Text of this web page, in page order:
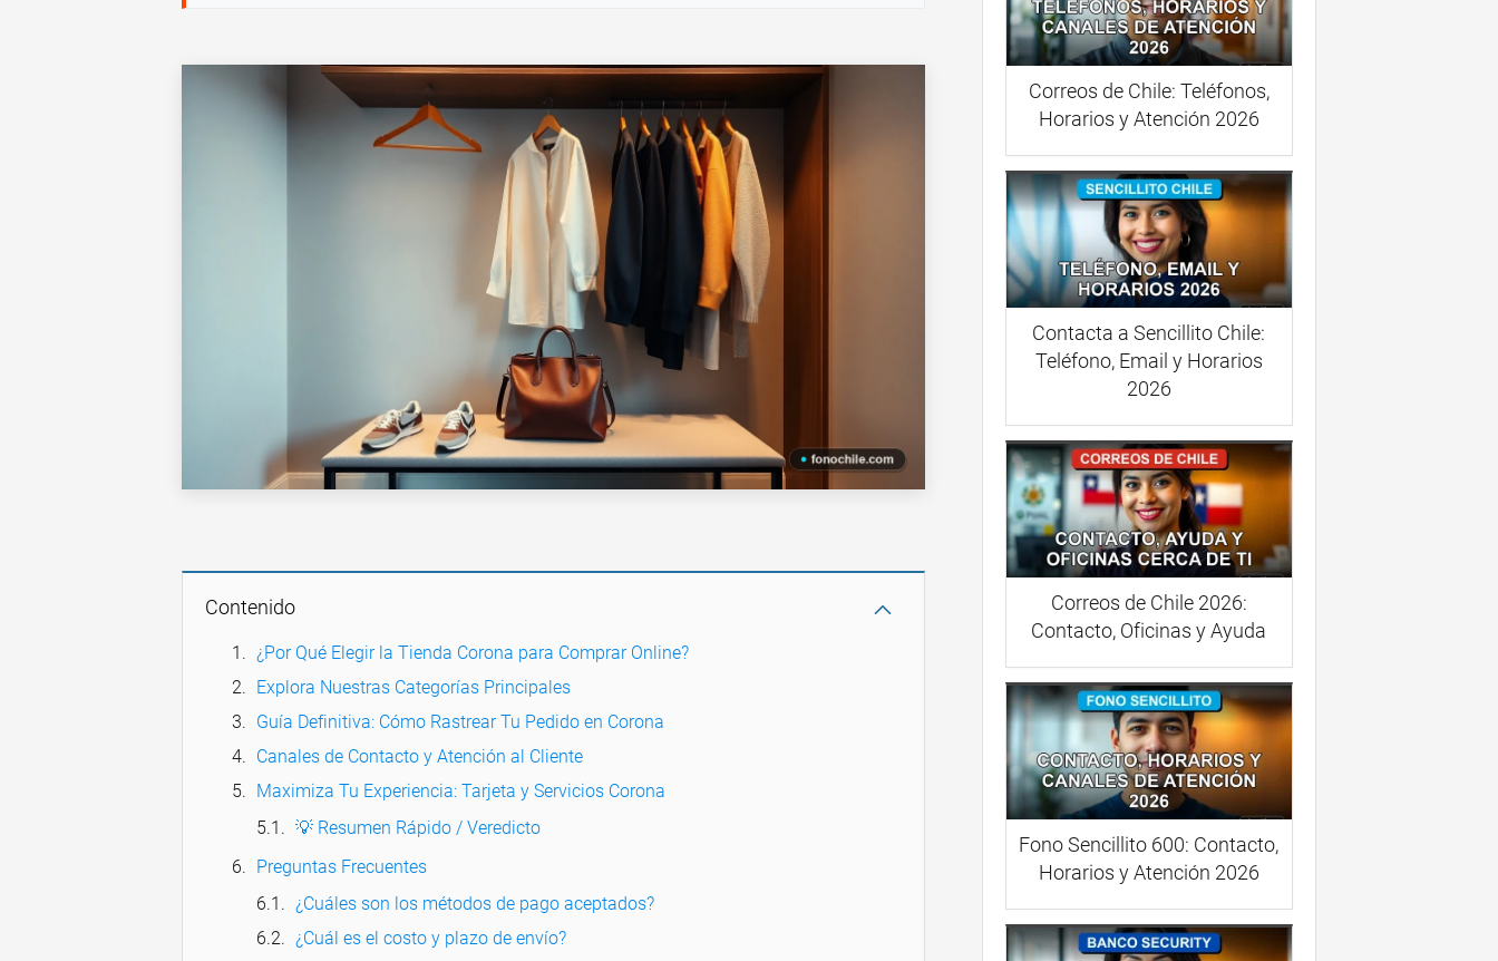
Contenido
¿Por Qué Elegir la Tienda Corona para Comprar Online?
Explora Nuestras Categorías Principales
Guía Definitiva: Cómo Rastrear Tu Pedido en Corona
Canales de Contacto y Atención al Cliente
Maximiza Tu Experiencia: Tarjeta y Servicios Corona
💡 Resumen Rápido / Veredicto
Preguntas Frecuentes
¿Cuáles son los métodos de pago aceptados?
¿Cuál es el costo y plazo de envío?
Correos de Chile: Teléfonos,
Horarios y Atención 2026
Contacta a Sencillito Chile:
Teléfono, Email y Horarios
2026
Correos de Chile 2026:
Contacto, Oficinas y Ayuda
Fono Sencillito 600: Contacto,
Horarios y Atención 2026